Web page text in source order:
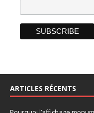
ARTICLES RÉCENTS